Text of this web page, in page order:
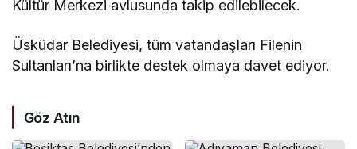
Kültür Merkezi avlusunda takip edilebilecek.
Üsküdar Belediyesi, tüm vatandaşları Filenin
Sultanları’na birlikte destek olmaya davet ediyor.
Göz Atın